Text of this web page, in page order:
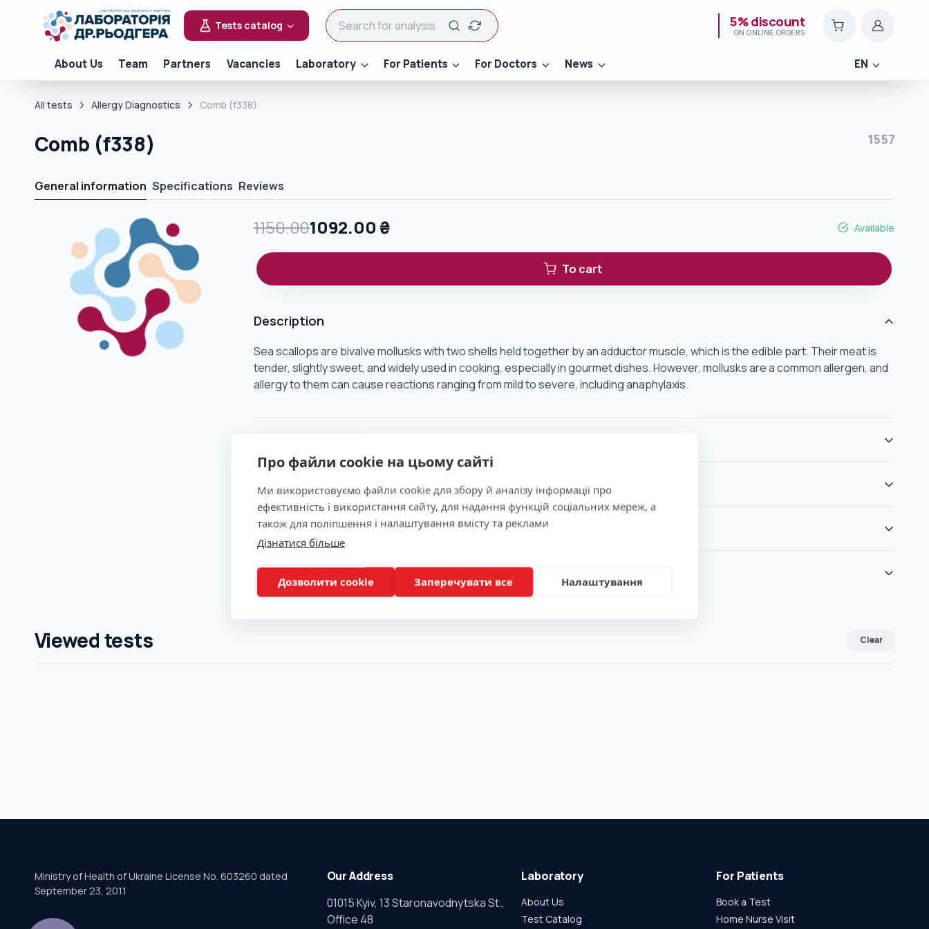
Про файли cookie на цьому сайті
Ми використовуємо файли cookie для збору й аналізу інформації про
ефективність і використання сайту, для надання функцій соціальних мереж, а
також для поліпшення і налаштування вмісту та реклами
Дізнатися більше
Дозволити cookie Заперечувати все Налаштування
Tests catalog 5% discount
ON ONLINE ORDERS
About Us Team Partners Vacancies Laboratory For Patients For Doctors News EN
All tests Allergy Diagnostics Comb (f338)
Comb (f338) 1557
General information Specifications Reviews
1150.001092.00 ₴ Available
To cart
Description
Sea scallops are bivalve mollusks with two shells held together by an adductor muscle, which is the edible part. Their meat is
tender, slightly sweet, and widely used in cooking, especially in gourmet dishes. However, mollusks are a common allergen, and
allergy to them can cause reactions ranging from mild to severe, including anaphylaxis.
Indications
Method
Preparation
Viewed tests Clear
Ministry of Health of Ukraine License No. 603260 dated
September 23, 2011
Our Address
01015 Kyiv, 13 Staronavodnytska St.,
Office 48
Laboratory
About Us
Test Catalog
For Patients
Book a Test
Home Nurse Visit